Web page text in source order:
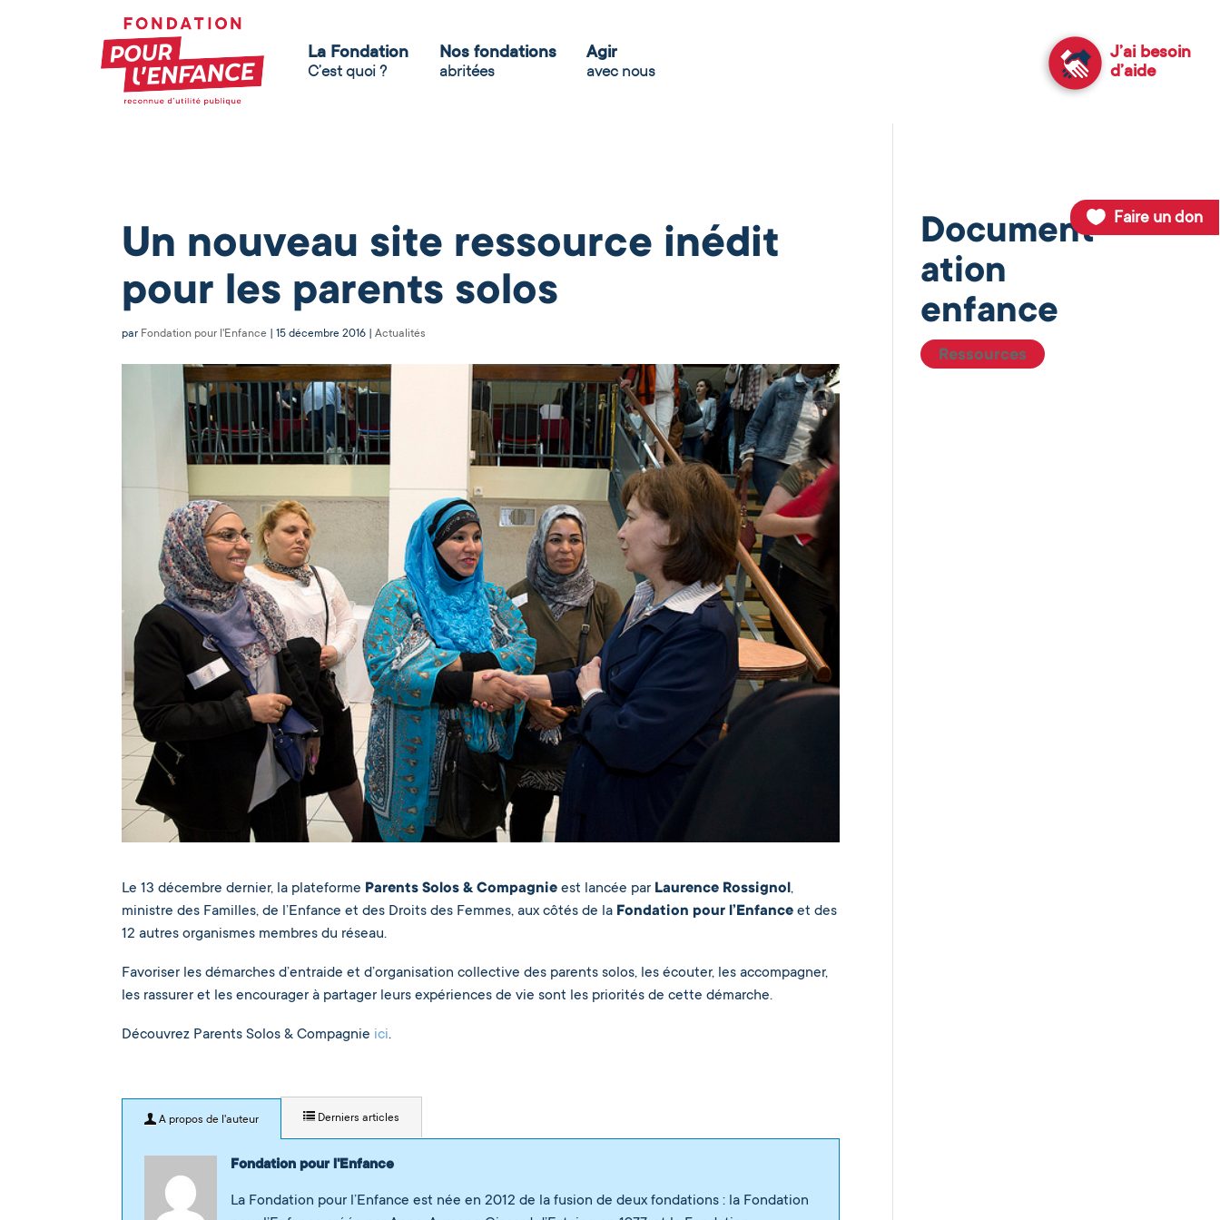
Faire un don
La Fondation
C’est quoi ?
Nos fondations
abritées
Agir
avec nous
J’ai besoin
d’aide
Un nouveau site ressource inédit
pour les parents solos
par Fondation pour l'Enfance |15 décembre 2016 |Actualités
Le 13 décembre dernier, la plateforme Parents Solos & Compagnie est lancée par Laurence Rossignol,
ministre des Familles, de l’Enfance et des Droits des Femmes, aux côtés de la Fondation pour l’Enfance et des
12 autres organismes membres du réseau.
Favoriser les démarches d’entraide et d’organisation collective des parents solos, les écouter, les accompagner,
les rassurer et les encourager à partager leurs expériences de vie sont les priorités de cette démarche.
Découvrez Parents Solos & Compagnie ici.
A propos de l'auteur Derniers articles
Fondation pour l'Enfance
La Fondation pour l’Enfance est née en 2012 de la fusion de deux fondations : la Fondation
Document
ation
enfance
Ressources